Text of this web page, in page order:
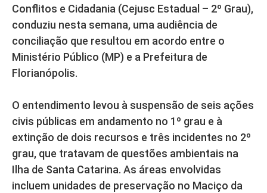
Conflitos e Cidadania (Cejusc Estadual – 2º Grau),
conduziu nesta semana, uma audiência de
conciliação que resultou em acordo entre o
Ministério Público (MP) e a Prefeitura de
Florianópolis.
O entendimento levou à suspensão de seis ações
civis públicas em andamento no 1º grau e à
extinção de dois recursos e três incidentes no 2º
grau, que tratavam de questões ambientais na
Ilha de Santa Catarina. As áreas envolvidas
incluem unidades de preservação no Maciço da